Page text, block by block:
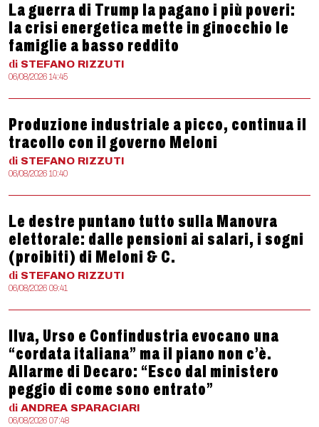
La guerra di Trump la pagano i più poveri:
la crisi energetica mette in ginocchio le
famiglie a basso reddito
di STEFANO RIZZUTI
06/08/2026 14:45
Produzione industriale a picco, continua il
tracollo con il governo Meloni
di STEFANO RIZZUTI
06/08/2026 10:40
Le destre puntano tutto sulla Manovra
elettorale: dalle pensioni ai salari, i sogni
(proibiti) di Meloni & C.
di STEFANO RIZZUTI
06/08/2026 09:41
Ilva, Urso e Confindustria evocano una
“cordata italiana” ma il piano non c’è.
Allarme di Decaro: “Esco dal ministero
peggio di come sono entrato”
di ANDREA SPARACIARI
06/08/2026 07:48